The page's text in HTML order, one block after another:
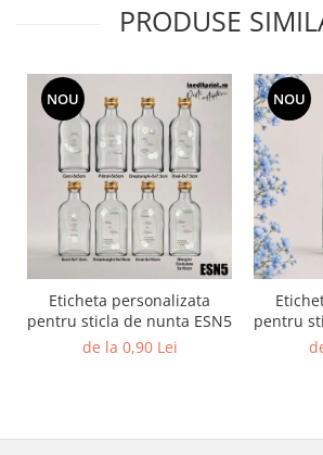
PRODUSE
NOU
Eticheta personalizata
pentru sticla de nunta ESN5
de la 0,90 Lei
NOU
pentru